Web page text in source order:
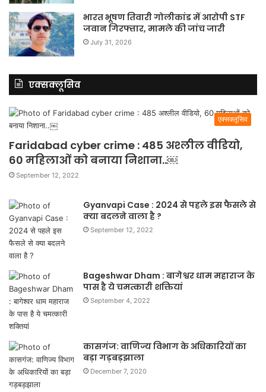
भारत भूषण तिवारी गोलीकांड में आरोपी STF
जवान गिरफ्तार, मामले की जांच जारी
July 31, 2026
एक्सक्लूसिव
एक्सक्लूसिव
Faridabad cyber crime : 485 अश्लील वीडियो,
60 महिलाओं को बनाया निशाना..￼
September 12, 2022
Gyanvapi Case : 2024 से पहले इस फैसले से
क्या बदलने वाला है ?
September 12, 2022
Bageshwar Dham : बागेश्वर धाम महाराज के
पास है ये चमत्कारी शक्तियां
September 4, 2022
कासगंज: वाणिज्य विभाग के अधिकारियों का
बड़ा गड़बड़झाला
December 7, 2020